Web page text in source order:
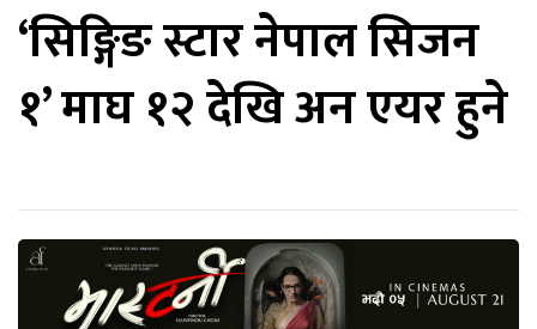
‘सिङ्गिङ स्टार नेपाल सिजन
१’ माघ १२ देखि अन एयर हुने